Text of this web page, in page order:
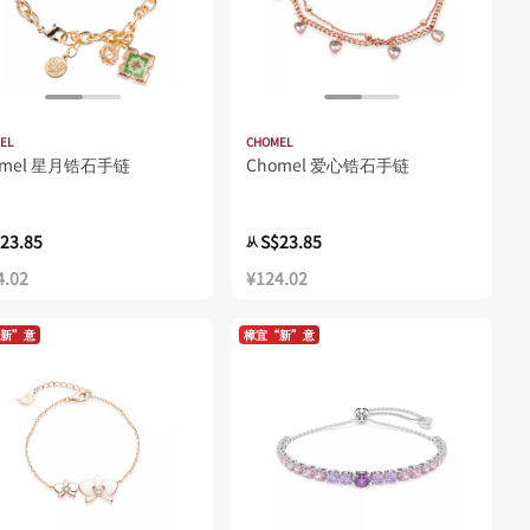
星月锆石手链
CHOMEL
Chomel 爱心锆石手链
从S$23.85
¥124.02
”意 樟宜“新”意